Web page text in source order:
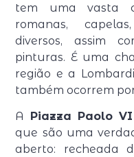
tem uma vasta
romanas,
diversos, assim
pinturas. É uma
região e a
também ocorrem
A Piazza Paolo VI
que são uma
aberto: recheada